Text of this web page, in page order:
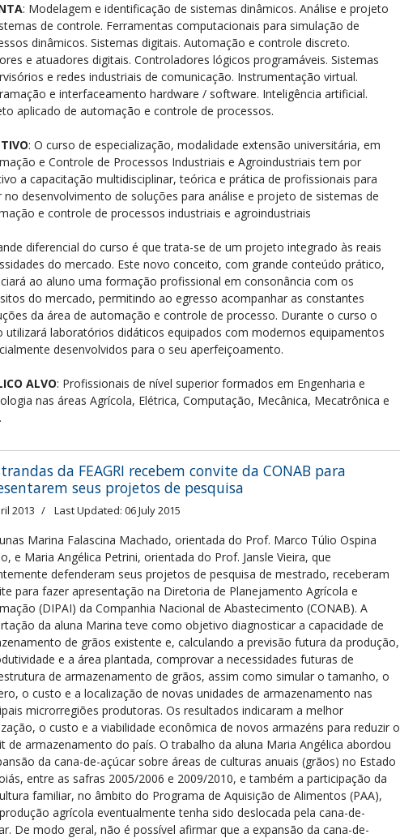
: Modelagem e identificação de sistemas dinâmicos. Análise e projeto
de controle. Ferramentas computacionais para simulação de
dinâmicos. Sistemas digitais. Automação e controle discreto.
e atuadores digitais. Controladores lógicos programáveis. Sistemas
e redes industriais de comunicação. Instrumentação virtual.
e interfaceamento hardware / software. Inteligência artificial.
aplicado de automação e controle de processos.
: O curso de especialização, modalidade extensão universitária, em
e Controle de Processos Industriais e Agroindustriais tem por
a capacitação multidisciplinar, teórica e prática de profissionais para
no desenvolvimento de soluções para análise e projeto de sistemas de
e controle de processos industriais e agroindustriais
diferencial do curso é que trata-se de um projeto integrado às reais
do mercado. Este novo conceito, com grande conteúdo prático,
ao aluno uma formação profissional em consonância com os
do mercado, permitindo ao egresso acompanhar as constantes
da área de automação e controle de processo. Durante o curso o
utilizará laboratórios didáticos equipados com modernos equipamentos
desenvolvidos para o seu aperfeiçoamento.
ALVO: Profissionais de nível superior formados em Engenharia e
nas áreas Agrícola, Elétrica, Computação, Mecânica, Mecatrônica e
da FEAGRI recebem convite da CONAB para
seus projetos de pesquisa
2013 Last Updated: 06 July 2015
Marina Falascina Machado, orientada do Prof. Marco Túlio Ospina
e Maria Angélica Petrini, orientada do Prof. Jansle Vieira, que
defenderam seus projetos de pesquisa de mestrado, receberam
para fazer apresentação na Diretoria de Planejamento Agrícola e
(DIPAI) da Companhia Nacional de Abastecimento (CONAB). A
da aluna Marina teve como objetivo diagnosticar a capacidade de
de grãos existente e, calculando a previsão futura da produção,
e a área plantada, comprovar a necessidades futuras de
de armazenamento de grãos, assim como simular o tamanho, o
o custo e a localização de novas unidades de armazenamento nas
microrregiões produtoras. Os resultados indicaram a melhor
o custo e a viabilidade econômica de novos armazéns para reduzir o
de armazenamento do país. O trabalho da aluna Maria Angélica abordou
da cana-de-açúcar sobre áreas de culturas anuais (grãos) no Estado
entre as safras 2005/2006 e 2009/2010, e também a participação da
familiar, no âmbito do Programa de Aquisição de Alimentos (PAA),
agrícola eventualmente tenha sido deslocada pela cana-de-
De modo geral, não é possível afirmar que a expansão da cana-de-